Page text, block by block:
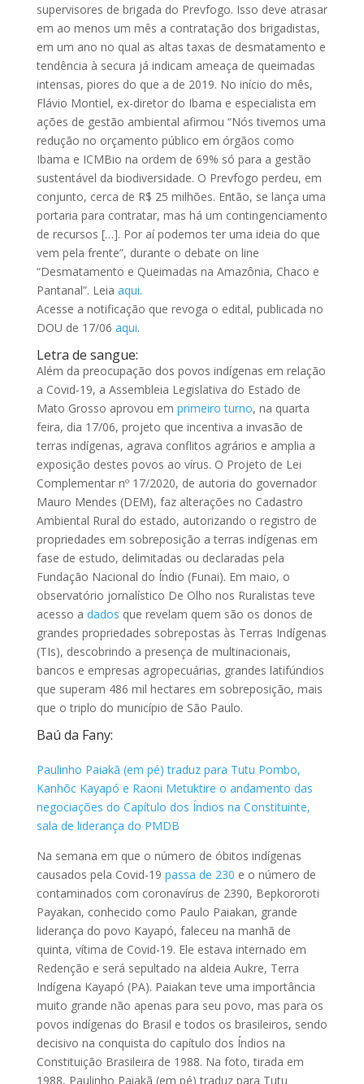
supervisores de brigada do Prevfogo. Isso deve atrasar
em ao menos um mês a contratação dos brigadistas,
em um ano no qual as altas taxas de desmatamento e
tendência à secura já indicam ameaça de queimadas
intensas, piores do que a de 2019. No início do mês,
Flávio Montiel, ex-diretor do Ibama e especialista em
ações de gestão ambiental afirmou “Nós tivemos uma
redução no orçamento público em órgãos como
Ibama e ICMBio na ordem de 69% só para a gestão
sustentável da biodiversidade. O Prevfogo perdeu, em
conjunto, cerca de R$ 25 milhões. Então, se lança uma
portaria para contratar, mas há um contingenciamento
de recursos […]. Por aí podemos ter uma ideia do que
vem pela frente”, durante o debate on line
“Desmatamento e Queimadas na Amazônia, Chaco e
Pantanal”. Leia aqui.
Acesse a notificação que revoga o edital, publicada no
DOU de 17/06 aqui.
Letra de sangue:
Além da preocupação dos povos indígenas em relação
a Covid-19, a Assembleia Legislativa do Estado de
Mato Grosso aprovou em primeiro turno, na quarta
feira, dia 17/06, projeto que incentiva a invasão de
terras indígenas, agrava conflitos agrários e amplia a
exposição destes povos ao vírus. O Projeto de Lei
Complementar nº 17/2020, de autoria do governador
Mauro Mendes (DEM), faz alterações no Cadastro
Ambiental Rural do estado, autorizando o registro de
propriedades em sobreposição a terras indígenas em
fase de estudo, delimitadas ou declaradas pela
Fundação Nacional do Índio (Funai). Em maio, o
observatório jornalístico De Olho nos Ruralistas teve
acesso a dados que revelam quem são os donos de
grandes propriedades sobrepostas às Terras Indígenas
(TIs), descobrindo a presença de multinacionais,
bancos e empresas agropecuárias, grandes latifúndios
que superam 486 mil hectares em sobreposição, mais
que o triplo do município de São Paulo.
Baú da Fany:
Paulinho Paiakã (em pé) traduz para Tutu Pombo,
Kanhõc Kayapó e Raoni Metuktire o andamento das
negociações do Capítulo dos Índios na Constituinte,
sala de liderança do PMDB
Na semana em que o número de óbitos indígenas
causados pela Covid-19 passa de 230 e o número de
contaminados com coronavírus de 2390, Bepkororoti
Payakan, conhecido como Paulo Paiakan, grande
liderança do povo Kayapó, faleceu na manhã de
quinta, vítima de Covid-19. Ele estava internado em
Redenção e será sepultado na aldeia Aukre, Terra
Indígena Kayapó (PA). Paiakan teve uma importância
muito grande não apenas para seu povo, mas para os
povos indígenas do Brasil e todos os brasileiros, sendo
decisivo na conquista do capítulo dos Índios na
Constituição Brasileira de 1988. Na foto, tirada em
1988, Paulinho Paiakã (em pé) traduz para Tutu